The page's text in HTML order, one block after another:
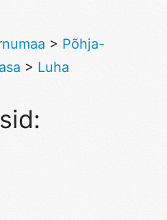
> Põhja-
> Luha